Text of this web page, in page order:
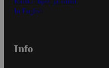
In English
Info